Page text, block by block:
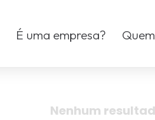
É uma empresa?
Nenhum